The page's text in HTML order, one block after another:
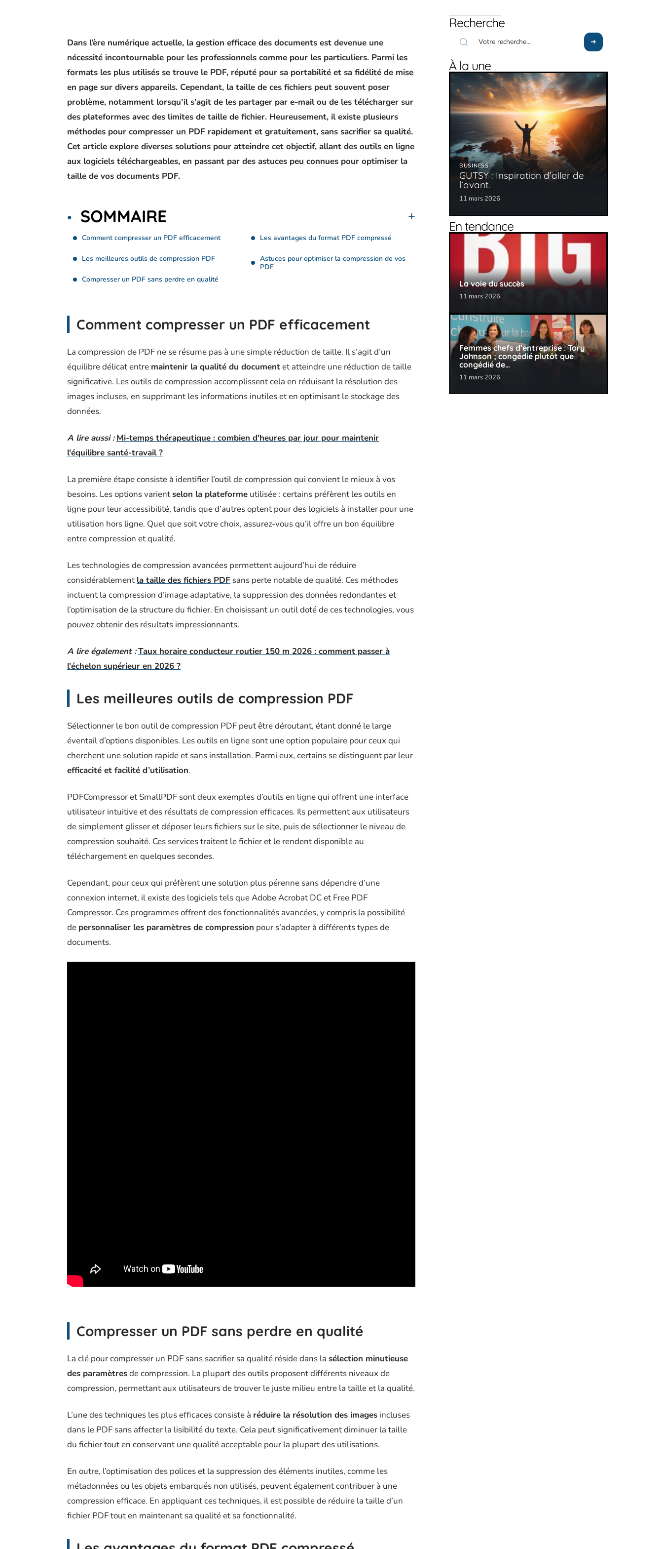
Dans l’ère numérique actuelle, la gestion efficace des documents est devenue une
nécessité incontournable pour les professionnels comme pour les particuliers. Parmi les
formats les plus utilisés se trouve le PDF, réputé pour sa portabilité et sa fidélité de mise
en page sur divers appareils. Cependant, la taille de ces fichiers peut souvent poser
problème, notamment lorsqu’il s’agit de les partager par e-mail ou de les télécharger sur
des plateformes avec des limites de taille de fichier. Heureusement, il existe plusieurs
méthodes pour compresser un PDF rapidement et gratuitement, sans sacrifier sa qualité.
Cet article explore diverses solutions pour atteindre cet objectif, allant des outils en ligne
aux logiciels téléchargeables, en passant par des astuces peu connues pour optimiser la
taille de vos documents PDF.
SOMMAIRE
Comment compresser un PDF efficacement
Les meilleures outils de compression PDF
Compresser un PDF sans perdre en qualité
Les avantages du format PDF compressé
Astuces pour optimiser la compression de vos
PDF
Comment compresser un PDF efficacement
La compression de PDF ne se résume pas à une simple réduction de taille. Il s’agit d’un
équilibre délicat entre maintenir la qualité du documentet atteindre une réduction de taille
significative. Les outils de compression accomplissent cela en réduisant la résolution des
images incluses, en supprimant les informations inutiles et en optimisant le stockage des
données.
A lire aussi : Mi-temps thérapeutique : combien d'heures par jour pour maintenir
l'équilibre santé-travail ?
La première étape consiste à identifier l’outil de compression qui convient le mieux à vos
besoins. Les options varientselon la plateforme utilisée : certains préfèrent les outils en
ligne pour leur accessibilité, tandis que d’autres optent pour des logiciels à installer pour une
utilisation hors ligne. Quel que soit votre choix, assurez-vous qu’il offre un bon équilibre
entre compression et qualité.
Les technologies de compression avancées permettent aujourd’hui de réduire
considérablement la taille des fichiers PDF sans perte notable de qualité. Ces méthodes
incluent la compression d’image adaptative, la suppression des données redondantes et
l’optimisation de la structure du fichier. En choisissant un outil doté de ces technologies, vous
pouvez obtenir des résultats impressionnants.
A lire également :Taux horaire conducteur routier 150 m 2026 : comment passer à
l'échelon supérieur en 2026 ?
Les meilleures outils de compression PDF
Sélectionner le bon outil de compression PDF peut être déroutant, étant donné le large
éventail d’options disponibles. Les outils en ligne sont une option populaire pour ceux qui
cherchent une solution rapide et sans installation. Parmi eux, certains se distinguent par leur
efficacité et facilité d’utilisation.
PDFCompressor et SmallPDF sont deux exemples d’outils en ligne qui offrent une interface
utilisateur intuitive et des résultats de compression efficaces. Ils permettent aux utilisateurs
de simplement glisser et déposer leurs fichiers sur le site, puis de sélectionner le niveau de
compression souhaité. Ces services traitent le fichier et le rendent disponible au
téléchargement en quelques secondes.
Cependant, pour ceux qui préfèrent une solution plus pérenne sans dépendre d’une
connexion internet, il existe des logiciels tels que Adobe Acrobat DC et Free PDF
Compressor. Ces programmes offrent des fonctionnalités avancées, y compris la possibilité
de personnaliser les paramètres de compression pour s’adapter à différents types de
documents.
Compresser un PDF sans perdre en qualité
La clé pour compresser un PDF sans sacrifier sa qualité réside dans la sélection minutieuse
des paramètresde compression. La plupart des outils proposent différents niveaux de
compression, permettant aux utilisateurs de trouver le juste milieu entre la taille et la qualité.
L’une des techniques les plus efficaces consiste à réduire la résolution des images incluses
dans le PDF sans affecter la lisibilité du texte. Cela peut significativement diminuer la taille
du fichier tout en conservant une qualité acceptable pour la plupart des utilisations.
En outre, l’optimisation des polices et la suppression des éléments inutiles, comme les
métadonnées ou les objets embarqués non utilisés, peuvent également contribuer à une
compression efficace. En appliquant ces techniques, il est possible de réduire la taille d’un
fichier PDF tout en maintenant sa qualité et sa fonctionnalité.
Recherche
À la une
BUSINESS
GUTSY : Inspiration d’aller de
l’avant.
11 mars 2026
En tendance
La voie du succès
11 mars 2026
Femmes chefs d’entreprise : Tory
Johnson ; congédié plutôt que
congédié de…
11 mars 2026